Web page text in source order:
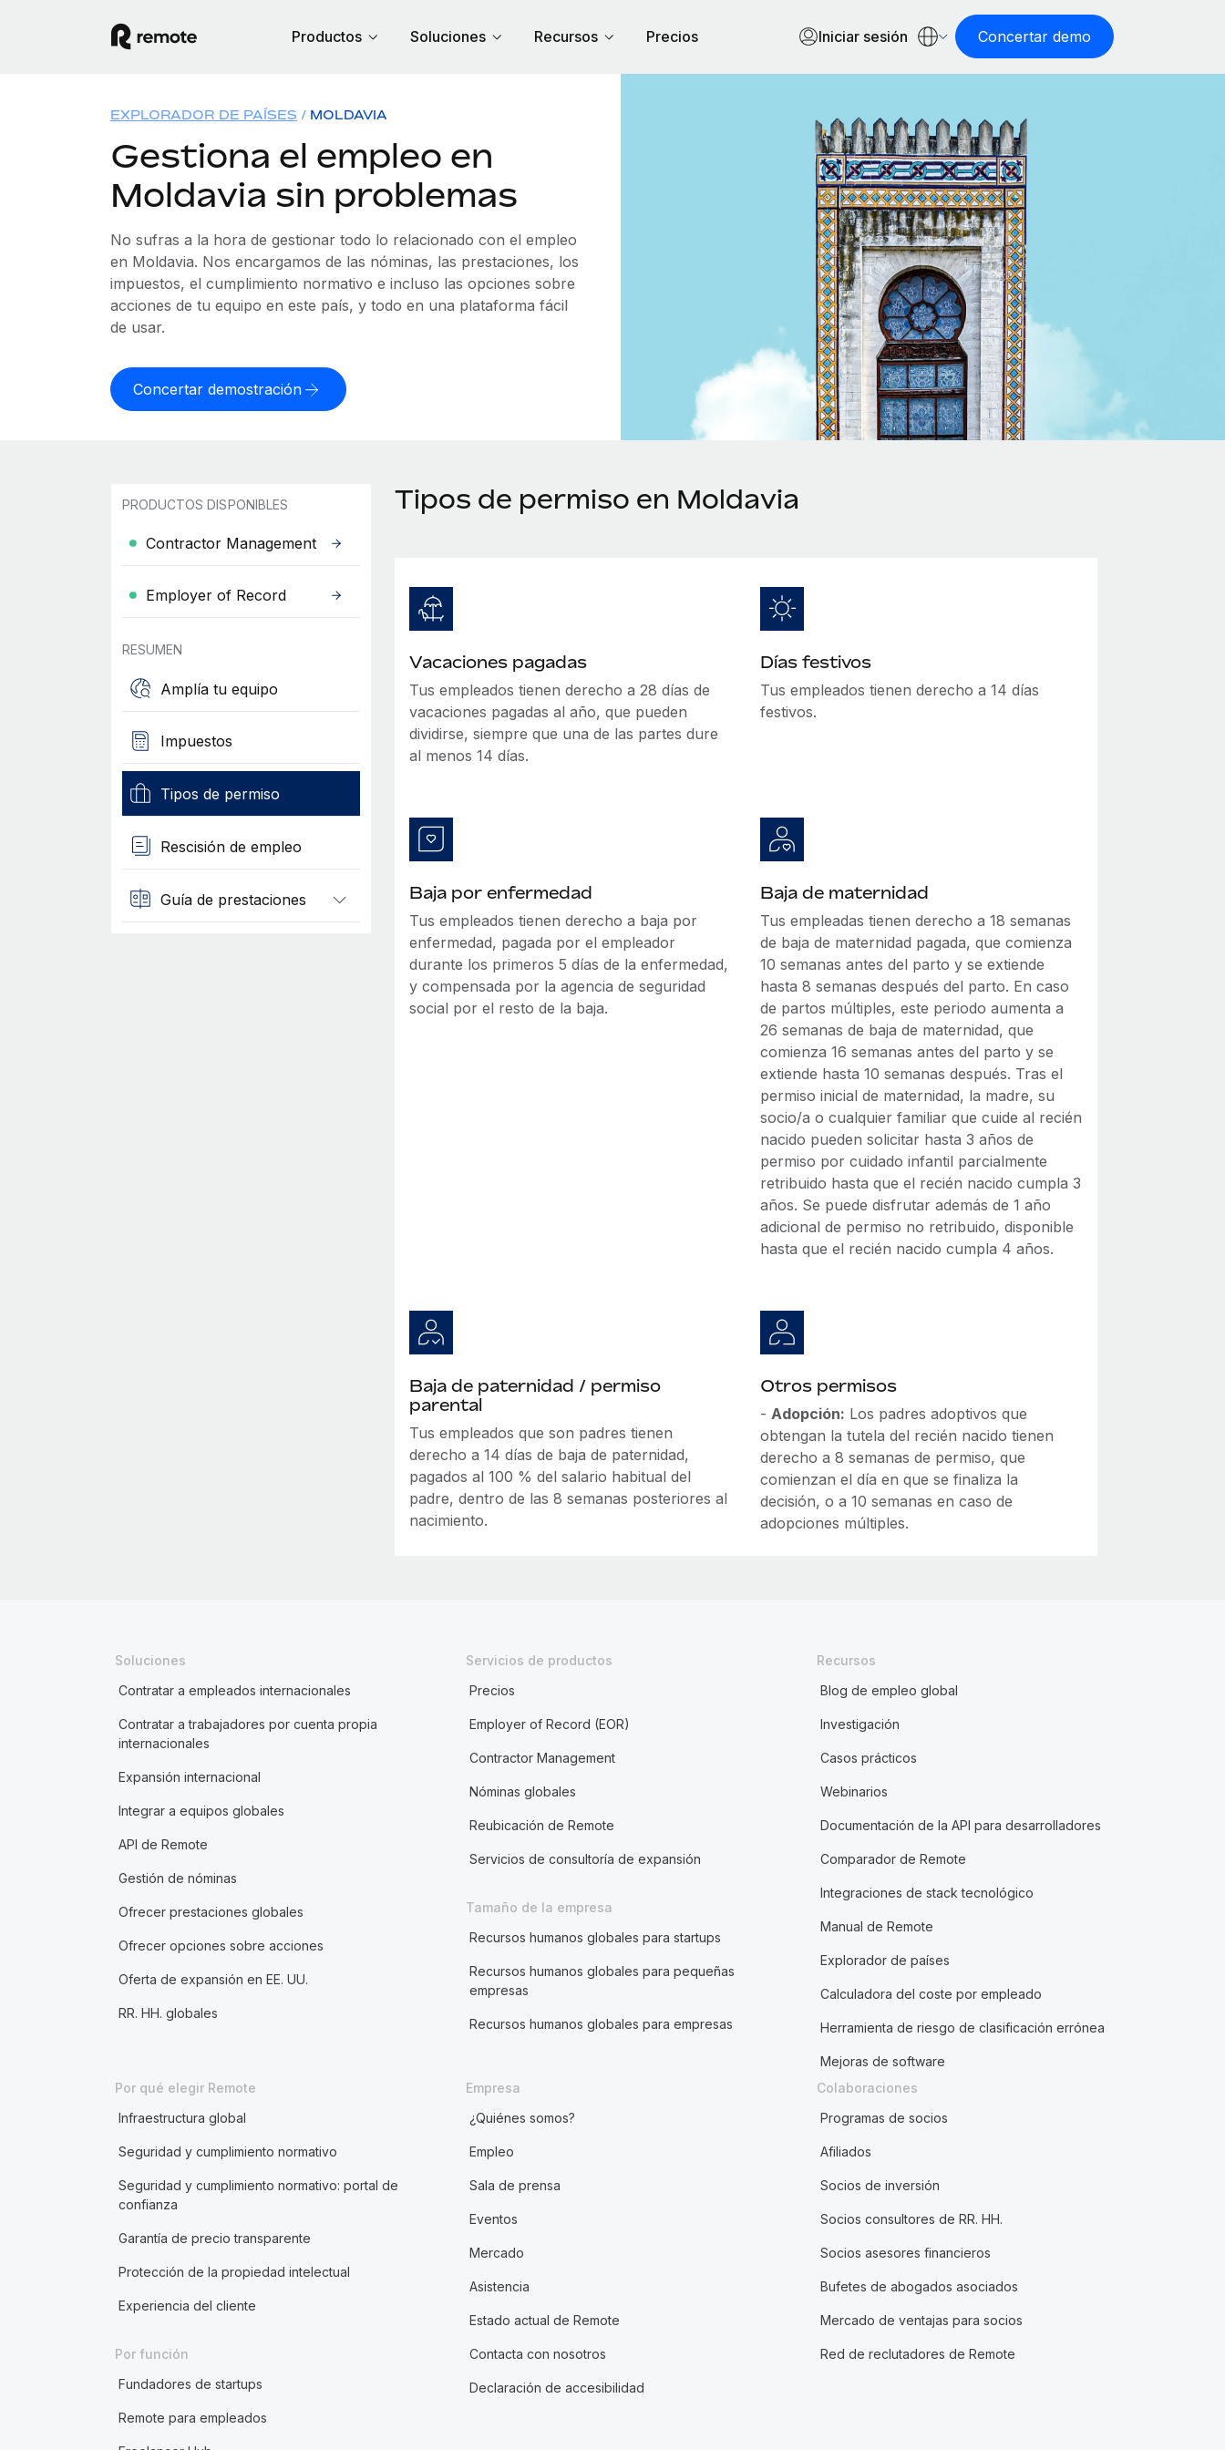
Productos Soluciones Recursos Precios Iniciar sesión Concertar demo
EXPLORADOR DE PAÍSES MOLDAVIA
Gestiona el empleo en
Moldavia sin problemas
No sufras a la hora de gestionar todo lo relacionado con el empleo
en Moldavia. Nos encargamos de las nóminas, las prestaciones, los
impuestos, el cumplimiento normativo e incluso las opciones sobre
acciones de tu equipo en este país, y todo en una plataforma fácil
de usar.
Concertar demostración
PRODUCTOS DISPONIBLES
Contractor Management
Employer of Record
RESUMEN
Amplía tu equipo
Impuestos
Tipos de permiso
Rescisión de empleo
Guía de prestaciones
Tipos de permiso en Moldavia
Vacaciones pagadas
Tus empleados tienen derecho a 28 días de
vacaciones pagadas al año, que pueden
dividirse, siempre que una de las partes dure
al menos 14 días.
Días festivos
Tus empleados tienen derecho a 14 días
festivos.
Baja por enfermedad
Tus empleados tienen derecho a baja por
enfermedad, pagada por el empleador
durante los primeros 5 días de la enfermedad,
y compensada por la agencia de seguridad
social por el resto de la baja.
Baja de maternidad
Tus empleadas tienen derecho a 18 semanas
de baja de maternidad pagada, que comienza
10 semanas antes del parto y se extiende
hasta 8 semanas después del parto. En caso
de partos múltiples, este periodo aumenta a
26 semanas de baja de maternidad, que
comienza 16 semanas antes del parto y se
extiende hasta 10 semanas después. Tras el
permiso inicial de maternidad, la madre, su
socio/a o cualquier familiar que cuide al recién
nacido pueden solicitar hasta 3 años de
permiso por cuidado infantil parcialmente
retribuido hasta que el recién nacido cumpla 3
años. Se puede disfrutar además de 1 año
adicional de permiso no retribuido, disponible
hasta que el recién nacido cumpla 4 años.
Baja de paternidad / permiso
parental
Tus empleados que son padres tienen
derecho a 14 días de baja de paternidad,
pagados al 100 % del salario habitual del
padre, dentro de las 8 semanas posteriores al
nacimiento.
Otros permisos
-Adopción: Los padres adoptivos que
obtengan la tutela del recién nacido tienen
derecho a 8 semanas de permiso, que
comienzan el día en que se finaliza la
decisión, o a 10 semanas en caso de
adopciones múltiples.
Soluciones
Contratar a empleados internacionales
Contratar a trabajadores por cuenta propia
internacionales
Expansión internacional
Integrar a equipos globales
API de Remote
Gestión de nóminas
Ofrecer prestaciones globales
Ofrecer opciones sobre acciones
Oferta de expansión en EE. UU.
RR. HH. globales
Servicios de productos
Precios
Employer of Record (EOR)
Contractor Management
Nóminas globales
Reubicación de Remote
Servicios de consultoría de expansión
Tamaño de la empresa
Recursos humanos globales para startups
Recursos humanos globales para pequeñas
empresas
Recursos humanos globales para empresas
Recursos
Blog de empleo global
Investigación
Casos prácticos
Webinarios
Documentación de la API para desarrolladores
Comparador de Remote
Integraciones de stack tecnológico
Manual de Remote
Explorador de países
Calculadora del coste por empleado
Herramienta de riesgo de clasificación errónea
Mejoras de software
Por qué elegir Remote
Infraestructura global
Seguridad y cumplimiento normativo
Seguridad y cumplimiento normativo: portal de
confianza
Garantía de precio transparente
Protección de la propiedad intelectual
Experiencia del cliente
Por función
Fundadores de startups
Remote para empleados
Empresa
¿Quiénes somos?
Empleo
Sala de prensa
Eventos
Mercado
Asistencia
Estado actual de Remote
Contacta con nosotros
Declaración de accesibilidad
Colaboraciones
Programas de socios
Afiliados
Socios de inversión
Socios consultores de RR. HH.
Socios asesores financieros
Bufetes de abogados asociados
Mercado de ventajas para socios
Red de reclutadores de Remote